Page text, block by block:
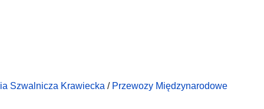
Szwalnicza Krawiecka / Przewozy Międzynarodowe